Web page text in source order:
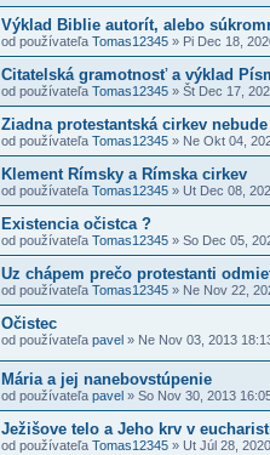
Výklad Biblie autorít, alebo
od používateľa Tomas12345 » Pi Dec 18,
Citatelská gramotnosť a výklad
od používateľa Tomas12345 » Št Dec 17,
Ziadna protestantská cirkev
od používateľa Tomas12345 » Ne Okt 04,
Klement Rímsky a Rímska cirkev
od používateľa Tomas12345 » Ut Dec 08,
Existencia očistca ?
od používateľa Tomas12345 » So Dec 05,
Uz chápem prečo protestanti
od používateľa Tomas12345 » Ne Nov 22,
Očistec
od používateľa pavel » Ne Nov 03, 2013
Mária a jej nanebovstúpenie
od používateľa pavel » So Nov 30, 2013
Ježišove telo a Jeho krv v
od používateľa Tomas12345 » Ut Júl 28,